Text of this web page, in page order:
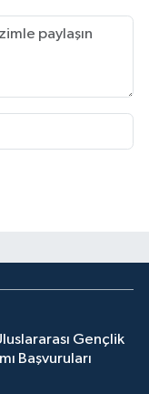
Gençlik
Başvuruları